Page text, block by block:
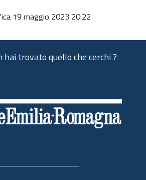
19 maggio 2023 20:22
hai trovato quello che cerchi ?